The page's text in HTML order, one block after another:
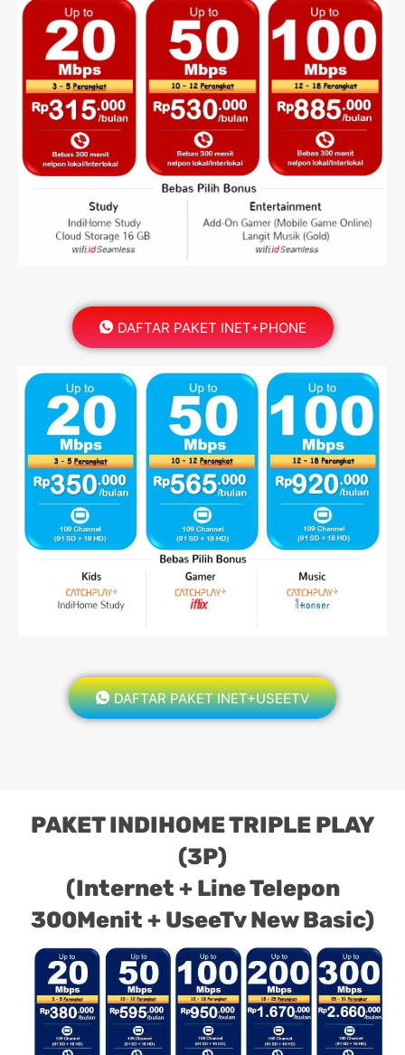
DAFTAR PAKET INET+PHONE
DAFTAR PAKET INET+USEETV
PAKET INDIHOME TRIPLE PLAY
(3P)
(Internet + Line Telepon
300Menit + UseeTv New Basic)